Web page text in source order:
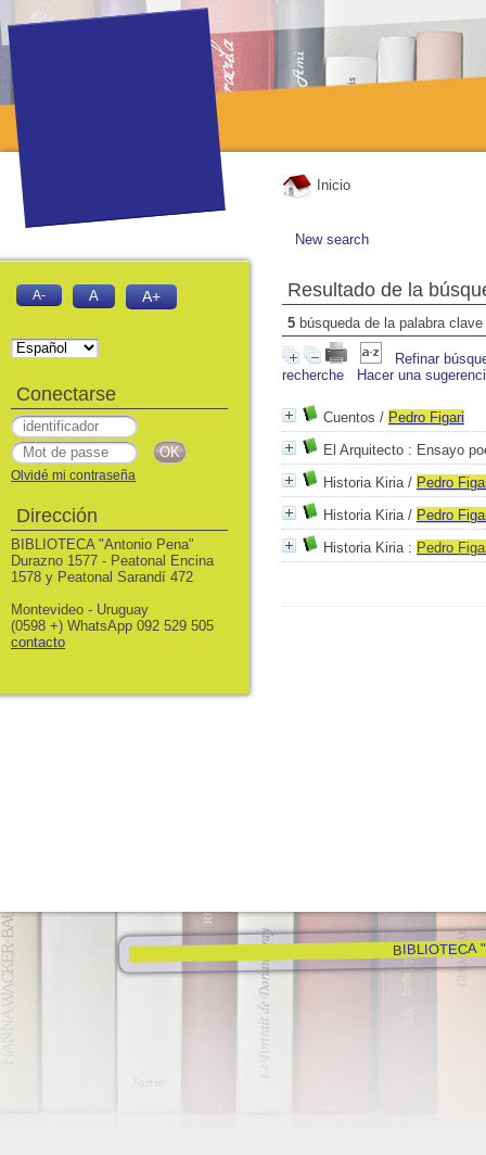
Inicio
New search
Resultado de la
5 búsqueda de la palabra clave
Refinar
recherche
Hacer una
Cuentos / Pedro Figari
El Arquitecto : Ensayo
Historia Kiria/ Pedro
Historia Kiria/ Pedro
Historia Kiria: Pedro
BIBLIOTECA
A- A A+
Conectarse
Olvidé mi contraseña
Dirección
BIBLIOTECA "Antonio Pena"
Durazno 1577 - Peatonal Encina
1578 y Peatonal Sarandí 472
Montevideo - Uruguay
(0598 +) WhatsApp 092 529 505
contacto